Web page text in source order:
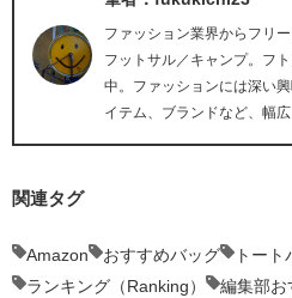
ファッション業界からフリ
フットサル／キャンプ。フ
中。ファッションには深い
イテム、ブランドなど、幅
関連タグ
Amazon おすすめバッグ
トート
ランキング（Ranking）
編集部お